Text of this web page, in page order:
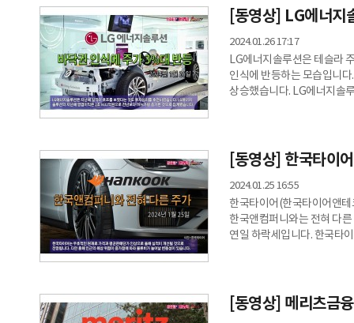
2년물은 전일보다 0.06%
넘어섰습니다. 미국 서부 텍
[동영상] LG에너
2024.01.26 17:17
LG에너지솔루션은 테슬라
인식에 반등하는 모습입니
상승했습니다. LG에너지솔
전년보다 78%가량 증가한
소비자가 전기차를 구매할
[동영상] 한국타이
2024.01.25 16:55
한국타이어(한국타이어앤
한국앤컴퍼니와는 전혀 다
연일 하락세입니다. 한국타
늘어날 변동성이 있습니다.
한국앤컴퍼니의
[동영상] 메리츠금